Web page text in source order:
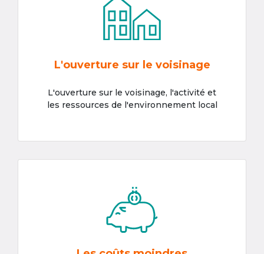
L'ouverture sur le voisinage
L'ouverture sur le voisinage, l'activité et
les ressources de l'environnement local